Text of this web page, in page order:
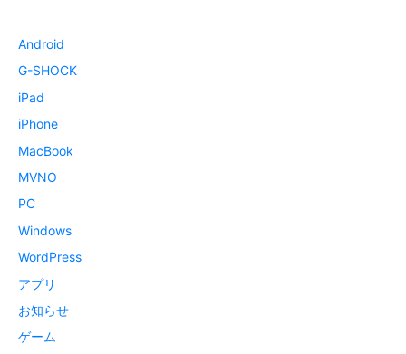
Android
G-SHOCK
iPad
iPhone
MacBook
MVNO
PC
Windows
WordPress
アプリ
お知らせ
ゲーム